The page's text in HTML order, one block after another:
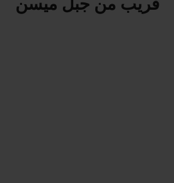
قريب من جبل ميسن